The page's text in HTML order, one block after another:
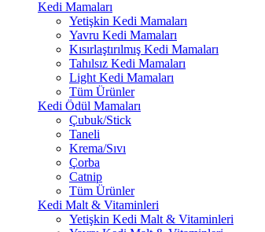
Kedi Mamaları
Yetişkin Kedi Mamaları
Yavru Kedi Mamaları
Kısırlaştırılmış Kedi Mamaları
Tahılsız Kedi Mamaları
Light Kedi Mamaları
Tüm Ürünler
Kedi Ödül Mamaları
Çubuk/Stick
Taneli
Krema/Sıvı
Çorba
Catnip
Tüm Ürünler
Kedi Malt & Vitaminleri
Yetişkin Kedi Malt & Vitaminleri